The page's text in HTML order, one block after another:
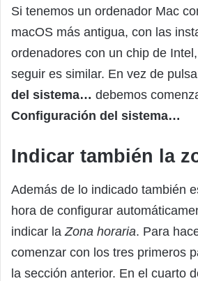
Si tenemos un ordenador Mac
macOS más antigua, con las
ordenadores con un chip de
seguir es similar. En vez de
del sistema… debemos
Configuración del sistema…
Indicar también la
Además de lo indicado también
hora de configurar
indicar la Zona horaria. Para
comenzar con los tres primeros
la sección anterior. En el cuarto